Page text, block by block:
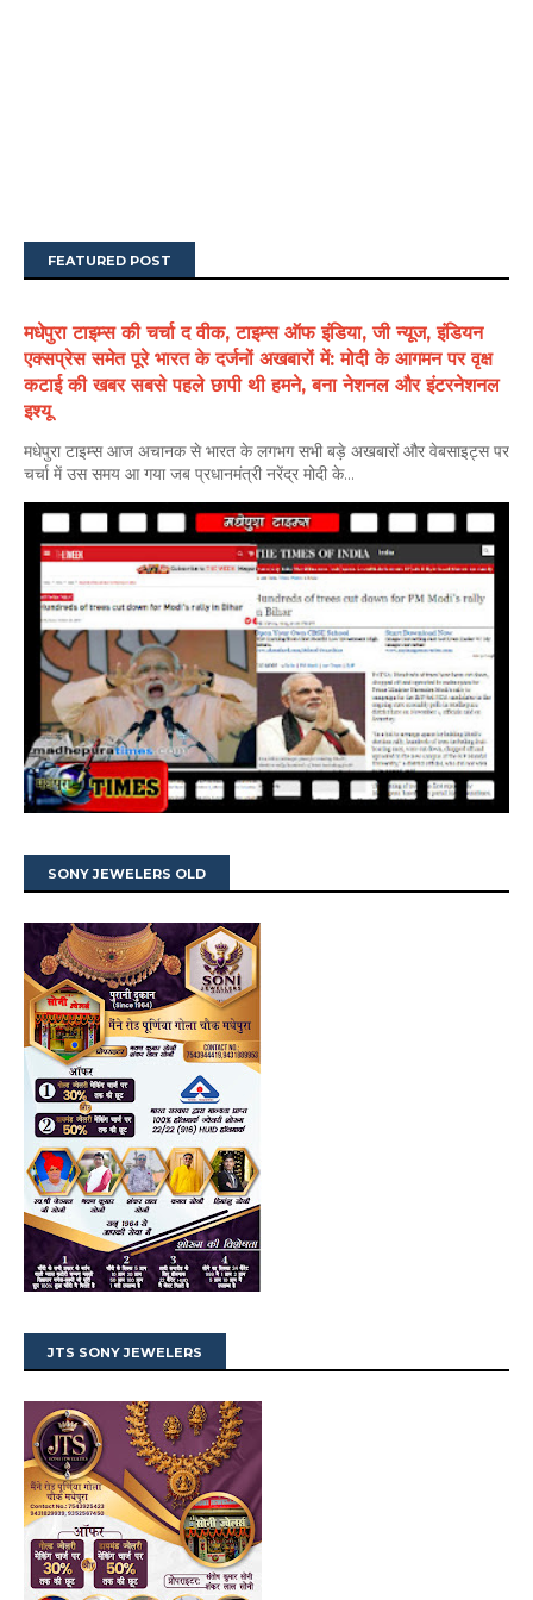
FEATURED POST
मधेपुरा टाइम्स की चर्चा द वीक, टाइम्स ऑफ इंडिया, जी न्यूज, इंडियन
एक्सप्रेस समेत पूरे भारत के दर्जनों अखबारों में: मोदी के आगमन पर वृक्ष
कटाई की खबर सबसे पहले छापी थी हमने, बना नेशनल और इंटरनेशनल
इश्यू
मधेपुरा टाइम्स आज अचानक से भारत के लगभग सभी बड़े अखबारों और वेबसाइट्स पर
चर्चा में उस समय आ गया जब प्रधानमंत्री नरेंद्र मोदी के...
SONY JEWELERS OLD
JTS SONY JEWELERS